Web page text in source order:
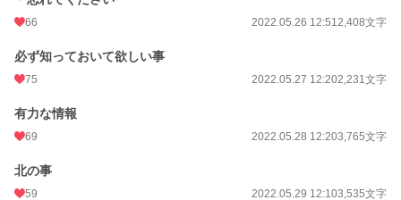
66 2022.05.26 12:512,408文字
必ず知っておいて欲しい事
75 2022.05.27 12:202,231文字
有力な情報
69 2022.05.28 12:203,765文字
北の事
59 2022.05.29 12:103,535文字